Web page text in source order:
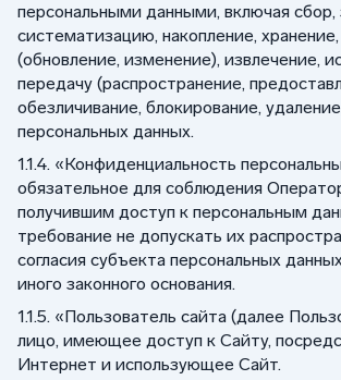
персональными данными, включая сбор,
систематизацию, накопление,
(обновление, изменение), извлечение,
передачу (распространение,
обезличивание, блокирование,
персональных данных.
1.1.4. «Конфиденциальность
обязательное для соблюдения
получившим доступ к персональным
требование не допускать их
согласия субъекта персональных
иного законного основания.
1.1.5. «Пользователь сайта (далее
лицо, имеющее доступ к Сайту,
Интернет и использующее Сайт.